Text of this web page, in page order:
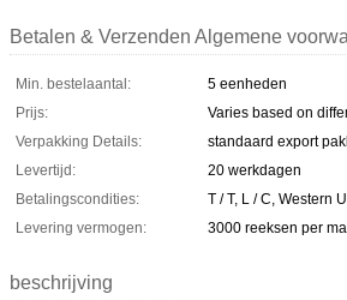
Betalen & Verzenden Algemene
Min. bestelaantal:
5 eenheden
Prijs:
Varies based on
Verpakking Details:
standaard export
Levertijd:
20 werkdagen
Betalingscondities:
T / T, L / C, Western
Levering vermogen:
3000 reeksen per
beschrijving